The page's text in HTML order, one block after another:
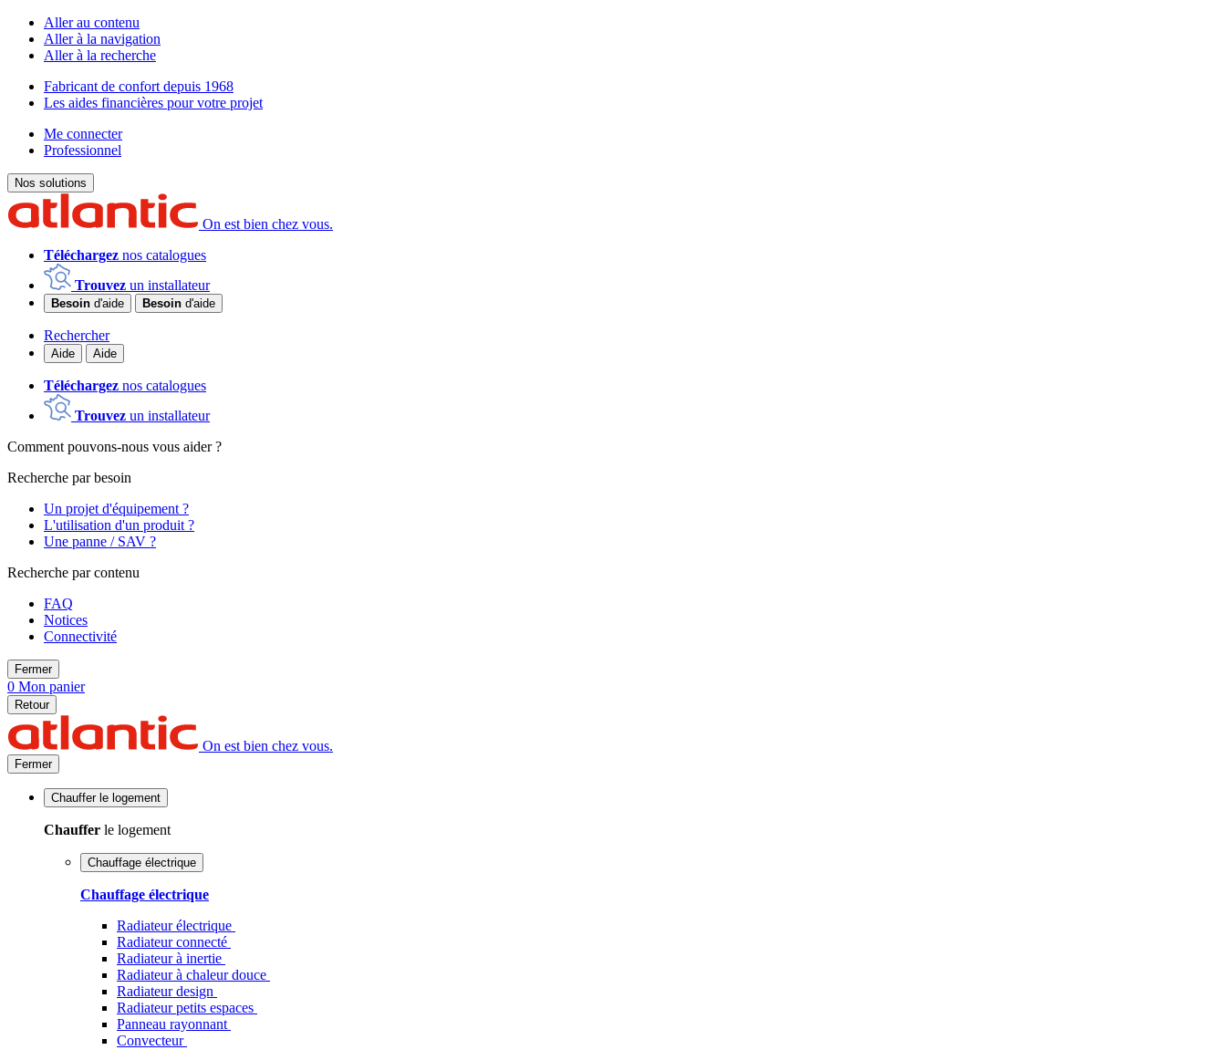
Aller au contenu
Aller à la navigation
Aller à la recherche
Fabricant de confort depuis 1968
Les aides financières pour votre projet
Me connecter
Professionnel
Nos solutions
On est bien chez vous.
Téléchargez nos catalogues
Trouvez un installateur
Besoin d'aide Besoin d'aide
Rechercher
Aide Aide
Téléchargez nos catalogues
Trouvez un installateur
Comment pouvons-nous vous aider ?
Recherche par besoin
Un projet d'équipement ?
L'utilisation d'un produit ?
Une panne / SAV ?
Recherche par contenu
FAQ
Notices
Connectivité
Fermer
0 Mon panier
Retour
On est bien chez vous.
Fermer
Chauffer le logement
Chauffer le logement
Chauffage électrique
Chauffage électrique
Radiateur électrique
Radiateur connecté
Radiateur à inertie
Radiateur à chaleur douce
Radiateur design
Radiateur petits espaces
Panneau rayonnant
Convecteur